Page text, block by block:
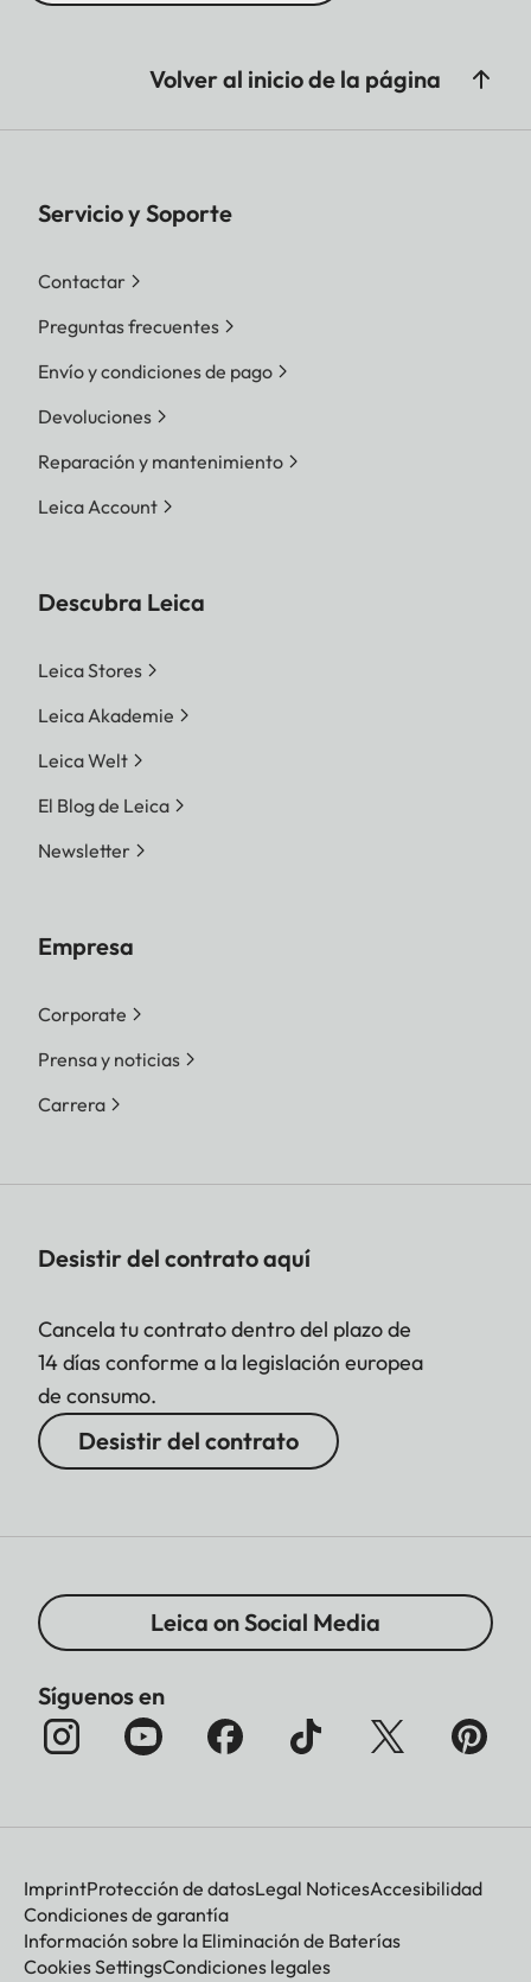
Volver al inicio de la página
Servicio y Soporte
Contactar
Preguntas frecuentes
Envío y condiciones de pago
Devoluciones
Reparación y mantenimiento
Leica Account
Descubra Leica
Leica Stores
Leica Akademie
Leica Welt
El Blog de Leica
Newsletter
Empresa
Corporate
Prensa y noticias
Carrera
Desistir del contrato aquí
Cancela tu contrato dentro del plazo de
14 días conforme a la legislación europea
de consumo.
Desistir del contrato
Leica on Social Media
Síguenos en
ImprintProtección de datosLegal NoticesAccesibilidad
Condiciones de garantía
Información sobre la Eliminación de Baterías
Cookies SettingsCondiciones legales